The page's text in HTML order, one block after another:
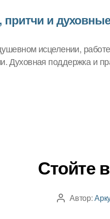
притчи и
исцелении,
Духовная поддержка и
Стойте
Автор
Автор: